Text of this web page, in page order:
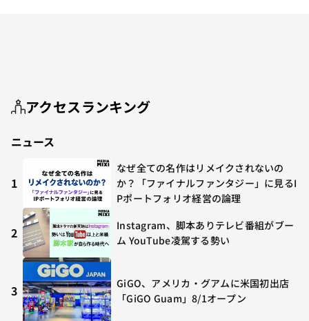
アクセスランキング
ニュース
1
なぜ全ての名作はリメイクされないの
か？「ファイナルファンタジー」に見るI
Pポートフォリオ経営の論理
2
Instagram、脚本ありテレビ番組がブー
ム YouTube凌駕する勢い
3
GiGO、アメリカ・グアムに米国初出店
「GiGO Guam」8/1オープン